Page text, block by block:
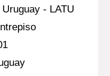
- LATU